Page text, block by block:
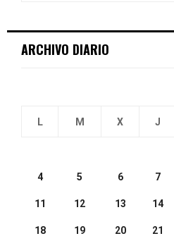
ARCHIVO DIARIO
L M X J
4 5 6 7
11 12 13 14
18 19 20 21